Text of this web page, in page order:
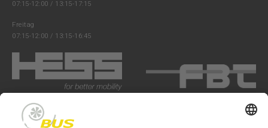
07:15-12:00 / 13:15-17:15
Freitag
07:15-12:00 / 13:15-16:45